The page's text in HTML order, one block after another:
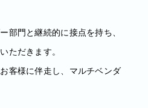
部門と継続的に接点を持ち、
ただきます。
客様に伴走し、マルチベンダ